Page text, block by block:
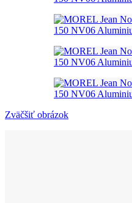
Zväčšiť obrázok